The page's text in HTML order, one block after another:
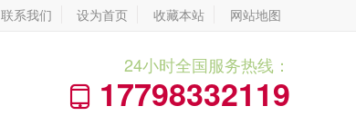
联系我们 设为首页 收藏本站 网站地图
24小时全国服务热线：
 17798332119